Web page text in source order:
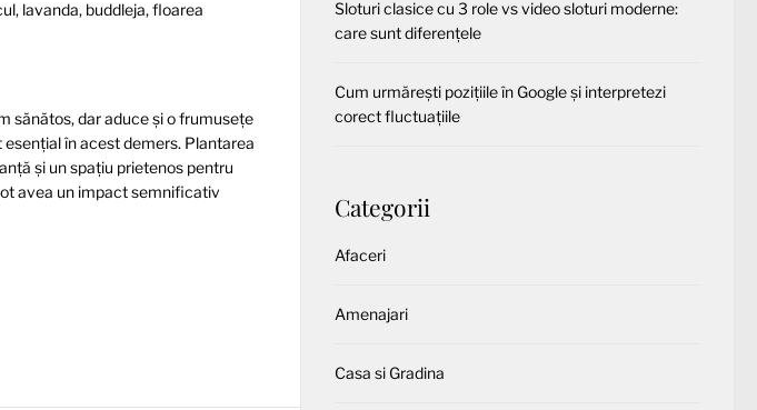
lavanda, buddleja, floarea
sănătos, dar aduce și o frumusețe
în acest demers. Plantarea
și un spațiu prietenos pentru
avea un impact semnificativ
Sloturi clasice cu 3 role vs video sloturi moderne:
care sunt diferențele
Cum urmărești pozițiile în Google și interpretezi
corect fluctuațiile
Categorii
Afaceri
Amenajari
Casa si Gradina